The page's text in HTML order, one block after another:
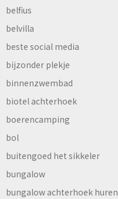
belfius
belvilla
beste social media
bijzonder plekje
binnenzwembad
biotel achterhoek
boerencamping
bol
buitengoed het sikkeler
bungalow
bungalow achterhoek huren